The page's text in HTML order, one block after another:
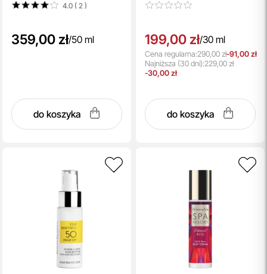
4.0 ( 2 )
359,00 zł/50 ml
do koszyka
199,00 zł/30 ml
Cena regularna:290,00 zł-91,00 zł
Najniższa (30 dni):229,00 zł
-30,00 zł
do koszyka